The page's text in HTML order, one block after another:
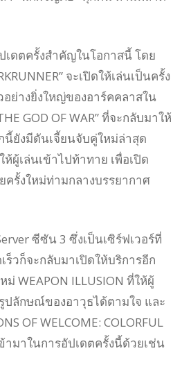
เดตครั้งสำคัญในโอกาสนี้ โดย
จะเปิดให้เล่นเป็นครั้ง
ย่างยิ่งใหญ่ของอาร์คคลาสใน
GOD OF WAR” ที่จะกลับมาให้
นี้ยังมีดันเจี้ยนจับคู่ใหม่ล่าสุด
ห้ผู้เล่นเข้าไปท้าทาย เพื่อเปิด
รั้งใหม่ท่ามกลางบรรยากาศ
ซีซัน 3 ซึ่งเป็นเซิร์ฟเวอร์ที่
ร็วก็จะกลับมาเปิดให้บริการอีก
WEAPON ILLUSION ที่ให้ผู้
ปลักษณ์ของอาวุธได้ตามใจ และ
OF WELCOME: COLORFUL
ข้ามาในการอัปเดตครั้งนี้ด้วยเช่น